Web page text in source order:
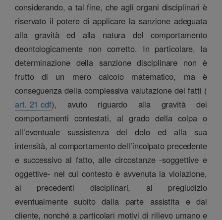
considerando, a tal fine, che agli organi disciplinari è
riservato il potere di applicare la sanzione adeguata
alla gravità ed alla natura del comportamento
deontologicamente non corretto. In particolare, la
determinazione della sanzione disciplinare non è
frutto di un mero calcolo matematico, ma è
conseguenza della complessiva valutazione dei fatti (
art. 21 cdf), avuto riguardo alla gravità dei
comportamenti contestati, al grado della colpa o
all’eventuale sussistenza del dolo ed alla sua
intensità, al comportamento dell’incolpato precedente
e successivo al fatto, alle circostanze -soggettive e
oggettive- nel cui contesto è avvenuta la violazione,
ai precedenti disciplinari, al pregiudizio
eventualmente subito dalla parte assistita e dal
cliente, nonché a particolari motivi di rilievo umano e